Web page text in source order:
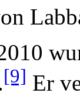
[9] Er